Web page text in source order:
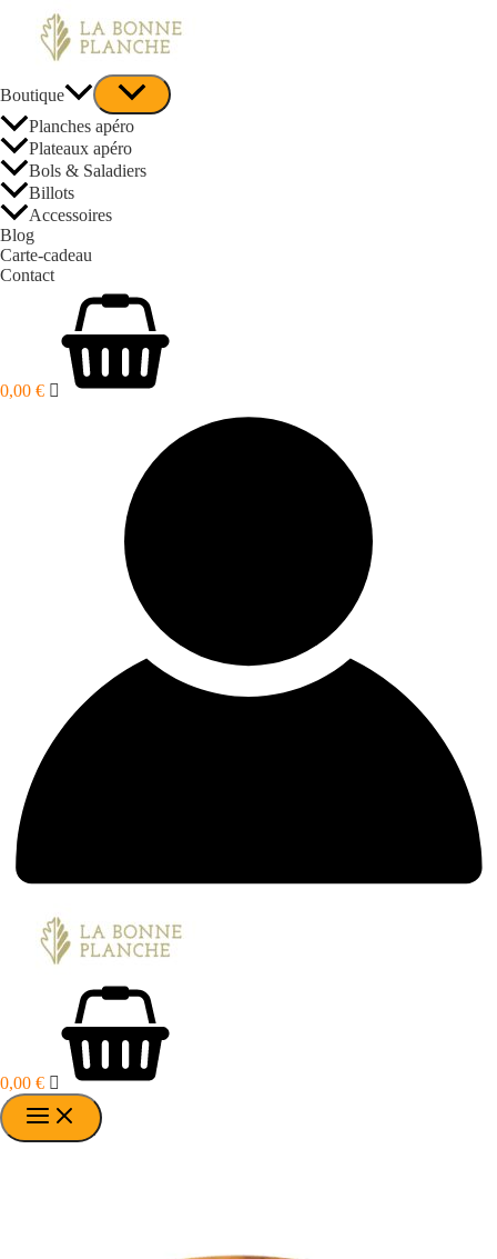
Boutique
Planches apéro
Plateaux apéro
Bols & Saladiers
Billots
Accessoires
Blog
Carte-cadeau
Contact
0,00 €
0,00 €